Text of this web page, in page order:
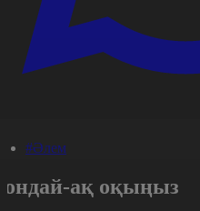
#Әлем
ақ оқыңыз